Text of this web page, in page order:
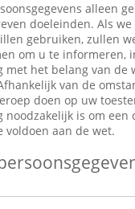
alleen
doeleinden. Als we
gebruiken, zullen
om u te informeren,
met het belang van de
van de
doen op uw
noodzakelijk is om een
voldoen aan de wet.